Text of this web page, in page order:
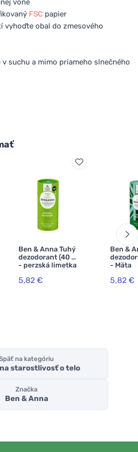
FSC papier
vyhoďte obal do zmesového
suchu a mimo priameho slnečného
Ben & Anna Tuhý
dezodorant (40 g)
- perzská limetka
5,82 €
Ben &
- Mäta
5,82 €
na kategóriu
starostlivosť o telo
Značka
Ben & Anna